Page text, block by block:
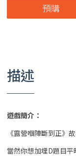
預購
描述
遊戲簡介：
《露營嗰陣斷到正》
當然你想加埋D題目平